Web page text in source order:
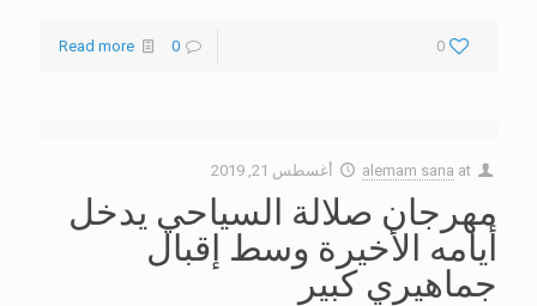
0
0
Read more
alemam sana at أغسطس 21, 2019
مهرجان صلالة السياحي يدخل
أيامه الأخيرة وسط إقبال
جماهيري كبير